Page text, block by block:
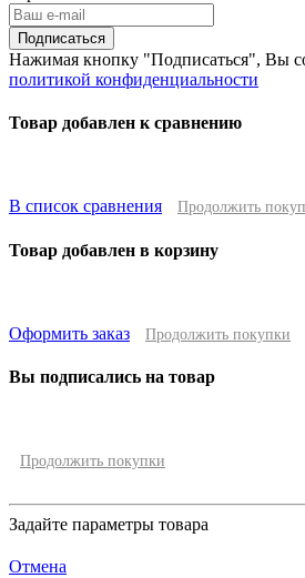
Подписаться
Нажимая кнопку "Подписаться", Вы
политикой конфиденциальности
Товар добавлен к сравнению
В список сравнения Продолжить
Товар добавлен в корзину
Оформить заказ Продолжить покупки
Вы подписались на товар
Продолжить покупки
Задайте параметры товара
Отмена